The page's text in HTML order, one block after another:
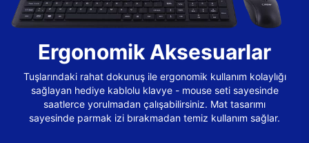
Ergonomik Aksesuarlar
Tuşlarındaki rahat dokunuş ile ergonomik kullanım kolaylığı
sağlayan hediye kablolu klavye - mouse seti sayesinde
saatlerce yorulmadan çalışabilirsiniz. Mat tasarımı
sayesinde parmak izi bırakmadan temiz kullanım sağlar.